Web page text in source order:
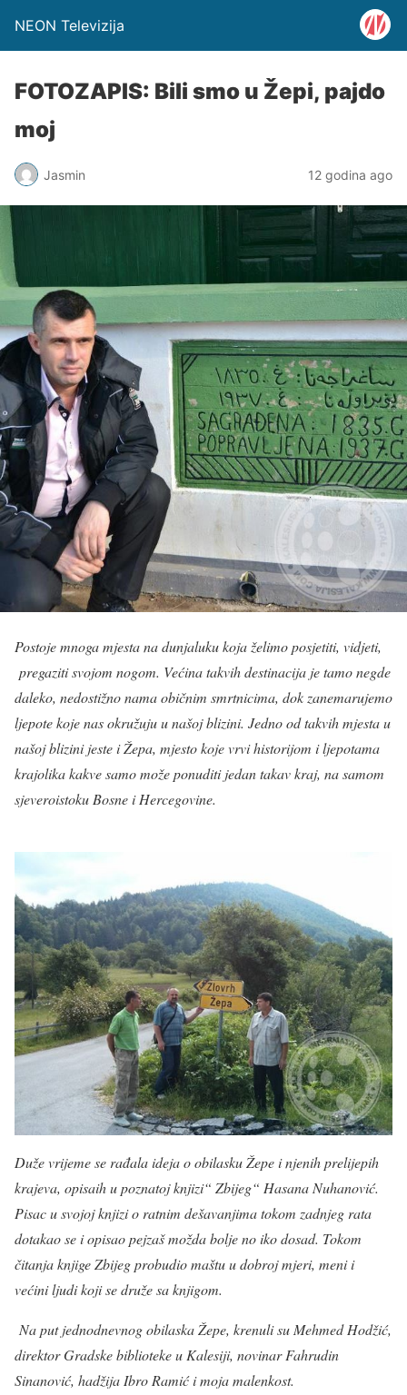
NEON Televizija
FOTOZAPIS: Bili smo u Žepi, pajdo
moj
Jasmin 12 godina ago
Postoje mnoga mjesta na dunjaluku koja želimo posjetiti, vidjeti,
pregaziti svojom nogom. Većina takvih destinacija je tamo negde
daleko, nedostižno nama običnim smrtnicima, dok zanemarujemo
ljepote koje nas okružuju u našoj blizini. Jedno od takvih mjesta u
našoj blizini jeste i Žepa, mjesto koje vrvi historijom i ljepotama
krajolika kakve samo može ponuditi jedan takav kraj, na samom
sjeveroistoku Bosne i Hercegovine.
Duže vrijeme se rađala ideja o obilasku Žepe i njenih prelijepih
krajeva, opisaih u poznatoj knjizi“ Zbijeg“ Hasana Nuhanović.
Pisac u svojoj knjizi o ratnim dešavanjima tokom zadnjeg rata
dotakao se i opisao pejzaš možda bolje no iko dosad. Tokom
čitanja knjige Zbijeg probudio maštu u dobroj mjeri, meni i
većini ljudi koji se druže sa knjigom.
Na put jednodnevnog obilaska Žepe, krenuli su Mehmed Hodžić,
direktor Gradske biblioteke u Kalesiji, novinar Fahrudin
Sinanović, hadžija Ibro Ramić i moja malenkost.